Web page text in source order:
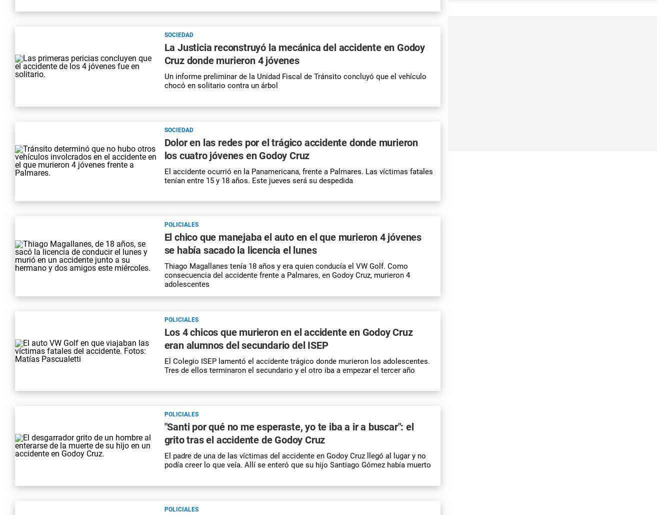
SOCIEDAD
La Justicia reconstruyó la mecánica del accidente en Godoy
Cruz donde murieron 4 jóvenes
Un informe preliminar de la Unidad Fiscal de Tránsito concluyó que el vehículo
chocó en solitario contra un árbol
SOCIEDAD
Dolor en las redes por el trágico accidente donde murieron
los cuatro jóvenes en Godoy Cruz
El accidente ocurrió en la Panamericana, frente a Palmares. Las víctimas fatales
tenían entre 15 y 18 años. Este jueves será su despedida
POLICIALES
El chico que manejaba el auto en el que murieron 4 jóvenes
se había sacado la licencia el lunes
Thiago Magallanes tenía 18 años y era quien conducía el VW Golf. Como
consecuencia del accidente frente a Palmares, en Godoy Cruz, murieron 4
adolescentes
POLICIALES
Los 4 chicos que murieron en el accidente en Godoy Cruz
eran alumnos del secundario del ISEP
El Colegio ISEP lamentó el accidente trágico donde murieron los adolescentes.
Tres de ellos terminaron el secundario y el otro iba a empezar el tercer año
POLICIALES
"Santi por qué no me esperaste, yo te iba a ir a buscar": el
grito tras el accidente de Godoy Cruz
El padre de una de las víctimas del accidente en Godoy Cruz llegó al lugar y no
podía creer lo que veía. Allí se enteró que su hijo Santiago Gómez había muerto
POLICIALES